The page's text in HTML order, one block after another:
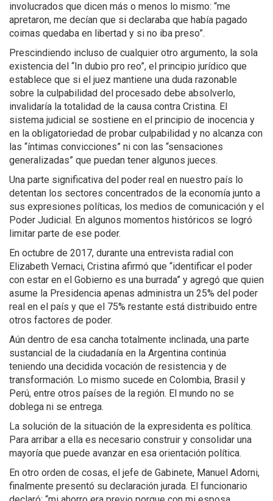
involucrados que dicen más o menos lo mismo: “me
apretaron, me decían que si declaraba que había pagado
coimas quedaba en libertad y si no iba preso”.
Prescindiendo incluso de cualquier otro argumento, la sola
existencia del “In dubio pro reo”, el principio jurídico que
establece que si el juez mantiene una duda razonable
sobre la culpabilidad del procesado debe absolverlo,
invalidaría la totalidad de la causa contra Cristina. El
sistema judicial se sostiene en el principio de inocencia y
en la obligatoriedad de probar culpabilidad y no alcanza con
las “íntimas convicciones” ni con las “sensaciones
generalizadas” que puedan tener algunos jueces.
Una parte significativa del poder real en nuestro país lo
detentan los sectores concentrados de la economía junto a
sus expresiones políticas, los medios de comunicación y el
Poder Judicial. En algunos momentos históricos se logró
limitar parte de ese poder.
En octubre de 2017, durante una entrevista radial con
Elizabeth Vernaci, Cristina afirmó que “identificar el poder
con estar en el Gobierno es una burrada” y agregó que quien
asume la Presidencia apenas administra un 25% del poder
real en el país y que el 75% restante está distribuido entre
otros factores de poder.
Aún dentro de esa cancha totalmente inclinada, una parte
sustancial de la ciudadanía en la Argentina continúa
teniendo una decidida vocación de resistencia y de
transformación. Lo mismo sucede en Colombia, Brasil y
Perú, entre otros países de la región. El mundo no se
doblega ni se entrega.
La solución de la situación de la expresidenta es política.
Para arribar a ella es necesario construir y consolidar una
mayoría que puede avanzar en esa orientación política.
En otro orden de cosas, el jefe de Gabinete, Manuel Adorni,
finalmente presentó su declaración jurada. El funcionario